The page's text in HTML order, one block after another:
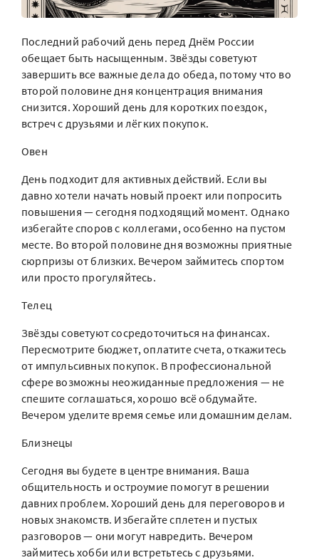
Последний рабочий день перед Днём России
обещает быть насыщенным. Звёзды советуют
завершить все важные дела до обеда, потому что во
второй половине дня концентрация внимания
снизится. Хороший день для коротких поездок,
встреч с друзьями и лёгких покупок.
Овен
День подходит для активных действий. Если вы
давно хотели начать новый проект или попросить
повышения — сегодня подходящий момент. Однако
избегайте споров с коллегами, особенно на пустом
месте. Во второй половине дня возможны приятные
сюрпризы от близких. Вечером займитесь спортом
или просто прогуляйтесь.
Телец
Звёзды советуют сосредоточиться на финансах.
Пересмотрите бюджет, оплатите счета, откажитесь
от импульсивных покупок. В профессиональной
сфере возможны неожиданные предложения — не
спешите соглашаться, хорошо всё обдумайте.
Вечером уделите время семье или домашним делам.
Близнецы
Сегодня вы будете в центре внимания. Ваша
общительность и остроумие помогут в решении
давних проблем. Хороший день для переговоров и
новых знакомств. Избегайте сплетен и пустых
разговоров — они могут навредить. Вечером
займитесь хобби или встретьтесь с друзьями.